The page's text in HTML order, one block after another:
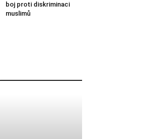
boj proti diskriminaci
muslimů